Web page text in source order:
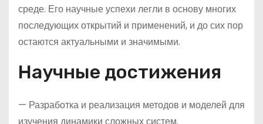
среде. Его научные успехи легли в основу многих
последующих открытий и применений, и до сих пор
остаются актуальными и значимыми.
Научные достижения
— Разработка и реализация методов и моделей для
изучения динамики сложных систем.